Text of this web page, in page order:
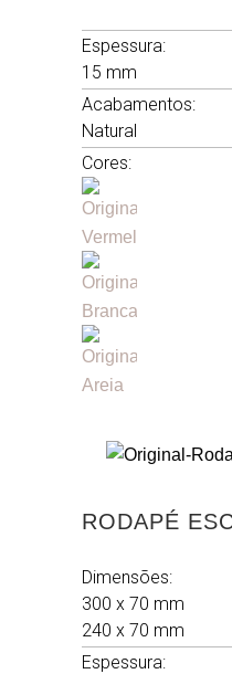
Espessura:
15 mm
Acabamentos:
Natural
Cores:
RODAPÉ
Dimensões:
300 x 70 mm
240 x 70 mm
Espessura: